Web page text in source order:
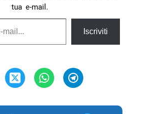
tua e-mail.
Iscriviti